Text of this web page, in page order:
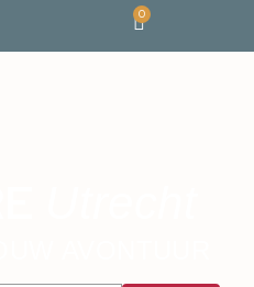
0